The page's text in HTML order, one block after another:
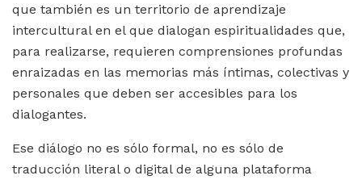
que también es un territorio de aprendizaje
intercultural en el que dialogan espiritualidades que,
para realizarse, requieren comprensiones profundas
enraizadas en las memorias más íntimas, colectivas y
personales que deben ser accesibles para los
dialogantes.
Ese diálogo no es sólo formal, no es sólo de
traducción literal o digital de alguna plataforma